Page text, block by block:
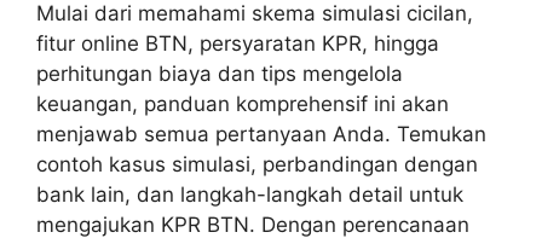
Mulai dari memahami skema simulasi cicilan,
fitur online BTN, persyaratan KPR, hingga
perhitungan biaya dan tips mengelola
keuangan, panduan komprehensif ini akan
menjawab semua pertanyaan Anda. Temukan
contoh kasus simulasi, perbandingan dengan
bank lain, dan langkah-langkah detail untuk
mengajukan KPR BTN. Dengan perencanaan